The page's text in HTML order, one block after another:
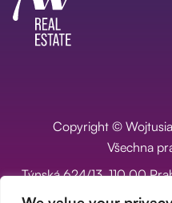
Copyright ©
Všechna
Týnská 624/13, 110 00
334693 vedená u